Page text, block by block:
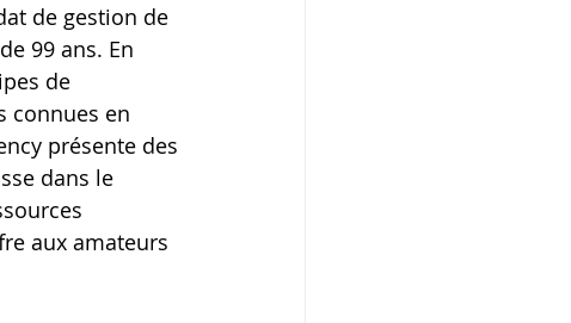
de gestion de
99 ans. En
de
connues en
présente des
dans le
aux amateurs